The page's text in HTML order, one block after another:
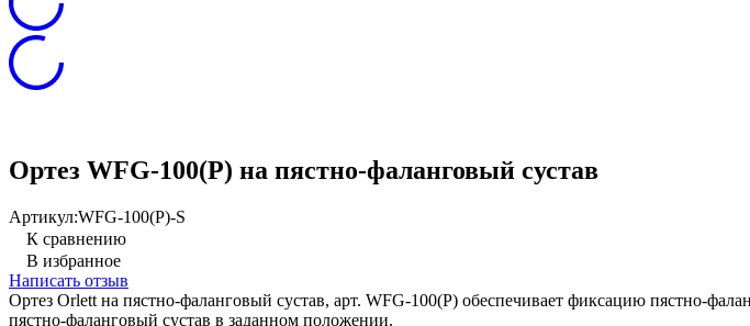
Ортез WFG-100(P) на пястно-фаланговый сустав
Артикул:WFG-100(P)-S
К сравнению
В избранное
Написать отзыв
Ортез Orlett на пястно-фаланговый сустав, арт. WFG-100(P) обеспечивает фиксацию пястно-
пястно-фаланговый сустав в заданном положении.